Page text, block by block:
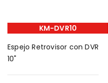
KM-DVR10
Espejo Retrovisor con DVR
10"